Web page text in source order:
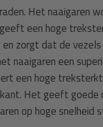
Het naaigaren
een hoge
zorgt dat de
naaigaren een
een hoge
Het geeft
op hoge snelheid